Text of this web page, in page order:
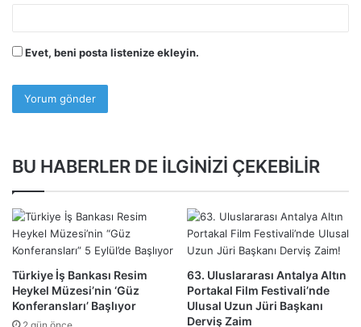
Evet, beni posta listenize ekleyin.
BU HABERLER DE İLGİNİZİ ÇEKEBİLİR
Türkiye İş Bankası Resim
Heykel Müzesi’nin ‘Güz
Konferansları’ Başlıyor
63. Uluslararası Antalya Altın
Portakal Film Festivali’nde
Ulusal Uzun Jüri Başkanı
Derviş Zaim